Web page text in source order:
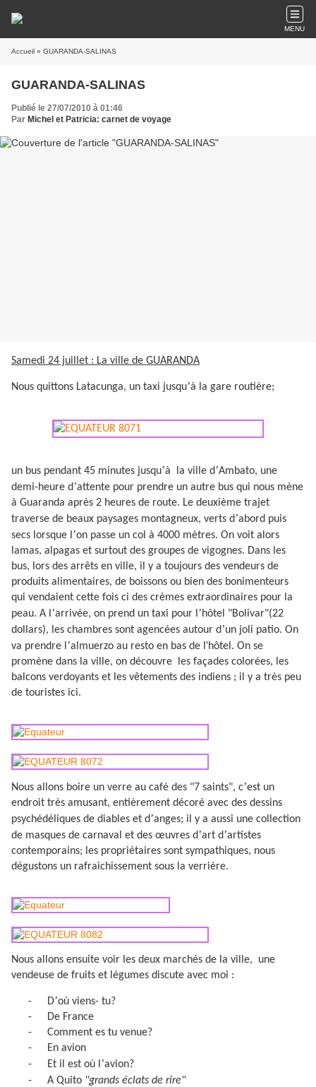
MENU
Accueil » GUARANDA-SALINAS
GUARANDA-SALINAS
Publié le 27/07/2010 à 01:46
Par Michel et Patricia: carnet de voyage
Samedi 24 juillet : La ville de GUARANDA
Nous quittons Latacunga, un taxi jusqu’à la gare routière;
un bus pendant 45 minutes jusqu’à la ville d’Ambato, une
demi-heure d’attente pour prendre un autre bus qui nous mène
à Guaranda après 2 heures de route. Le deuxième trajet
traverse de beaux paysages montagneux, verts d’abord puis
secs lorsque l ’on passe un col à 4000 mètres. On voit alors
lamas, alpagas et surtout des groupes de vigognes. Dans les
bus, lors des arrêts en ville, il y a toujours des vendeurs de
produits alimentaires, de boissons ou bien des bonimenteurs
qui vendaient cette fois ci des crèmes extraordinaires pour la
peau. A l ’arrivée, on prend un taxi pour l ’hôtel "Bolivar"(22
dollars), les chambres sont agencées autour d’un joli patio. On
va prendre l ’almuerzo au resto en bas de l 'hôtel. On se
promène dans la ville, on découvre
les façades colorées, les
balcons verdoyants et les vêtements des indiens ; il y a très peu
de touristes ici.
Nous allons boire un verre au café des "7 saints", c’est un
endroit très amusant, entièrement décoré avec des dessins
psychédéliques de diables et d’anges; il y a aussi une collection
de masques de carnaval et des œuvres d’art d’artistes
contemporains; les propriétaires sont sympathiques, nous
dégustons un rafraichissement sous la verrière.
Nous allons ensuite voir les deux marchés de la ville,
une
vendeuse de fruits et légumes discute avec moi :
- D’où viens- tu?
-
De France
-
Comment es tu venue?
-
En avion
-
Et il est où l ’avion?
-
A Quito "grands éclats de rire"